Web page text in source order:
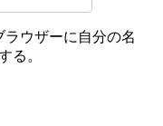
ウザーに自分の名
る。